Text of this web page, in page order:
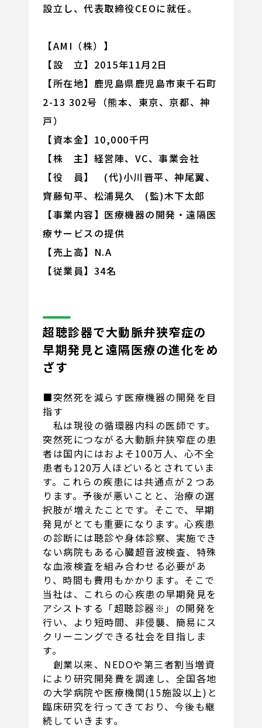
設立し、代表取締役CEOに就任。
【AMI（株）】
【設 立】2015年11月2日
【所在地】鹿児島県鹿児島市東千石町
2-13 302号（熊本、東京、京都、神
戸）
【資本金】10,000千円
【株 主】経営陣、VC、事業会社
【役 員】 (代)小川晋平、神尾翼、
齊藤旬平、松浦晃久 (監)木下太郎
【事業内容】医療機器の開発・遠隔医
療サービスの提供
【売上高】N.A
【従業員】34名
超聴診器で大動脈弁狭窄症の
早期発見と遠隔医療の進化をめ
ざす
■突然死を減らす医療機器の開発を目
指す
私は現役の循環器内科の医師です。
突然死につながる大動脈弁狭窄症の患
者は国内にはおよそ100万人、心不全
患者も120万人ほどいるとされていま
す。これらの疾患には共通点が２つあ
ります。予後が悪いことと、治療の選
択肢が増えたことです。そこで、早期
発見がとても重要になります。心疾患
の診断には聴診や身体診察、実施でき
ない病院もある心臓超音波検査、特殊
な血液検査を組み合わせる必要があ
り、時間も費用もかかります。そこで
当社は、これらの心疾患の早期発見を
アシストする「超聴診器※」の開発を
行い、より短時間、非侵襲、簡易にス
クリーニングできる社会を目指しま
す。
創業以来、NEDOや第三者割当増資
により研究開発費を調達し、全国各地
の大学病院や医療機関(15施設以上)と
臨床研究を行ってきており、今後も継
続していきます。